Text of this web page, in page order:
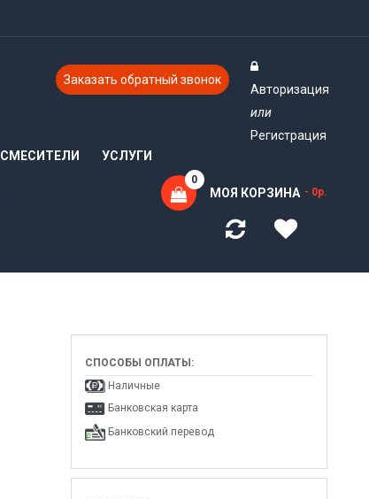
Заказать обратный звонок
СМЕСИТЕЛИ УСЛУГИ
Авторизация
или
Регистрация
МОЯ КОРЗИНА
0
- 0р.
СПОСОБЫ ОПЛАТЫ:
Наличные
Банковская карта
Банковский перевод